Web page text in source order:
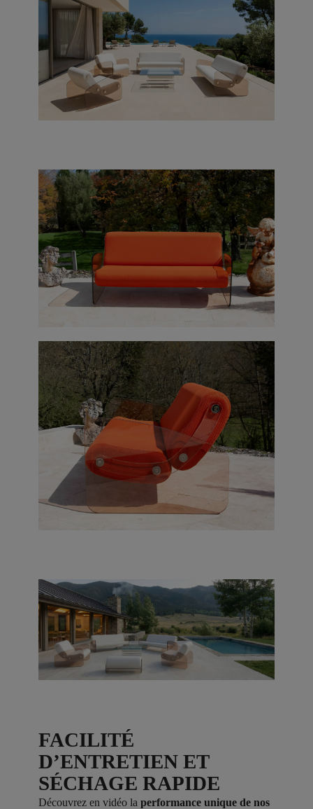
FACILITÉ
D’ENTRETIEN ET
SÉCHAGE RAPIDE
Découvrez en vidéo la performance unique de nos